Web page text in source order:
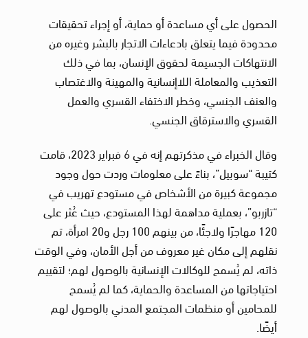
الحصول على أي مساعدة أو حماية، أو إجراء تحقيقات
محدودة فيما يتعلق بادعاءات الاتجار بالبشر وغيره من
الانتهاكات الجسيمة لحقوق الإنسان، بما في ذلك
التعذيب والمعاملة اللاإنسانية والمهينة والاغتصاب
والعنف الجنسي، وخطر الاختفاء القسري والعمل
القسري والاسترقاق الجنسي.
وقال الخبراء في مذكرتهم إنه في 6 فبراير 2023، قامت
كتيبة “سوبيل”، بناءً على معلومات وردت حول وجود
مجموعة كبيرة من الأشخاص في مستودع تهريب في
“تازربو”، بعملية مداهمة لهذا المستودع، حيث عُثر على
120 مهاجرًا ولاجئًا، من بينهم 100 رجل و20 امرأة، تم
نقلهم إلى مكان غير معروف من أجل الأمان، وفي الوقت
ذاته، لم يُسمح للوكالات الإنسانية بالوصول لهم؛ لتقييم
احتياجاتها من المساعدة والحماية، كما لم يُسمح
للمحامين أو منظمات المجتمع المدني بالوصول لهم
أيضًا.